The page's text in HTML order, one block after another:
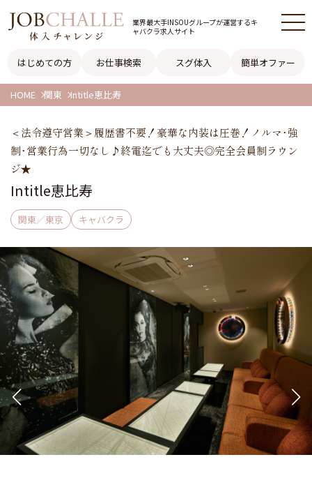
業界最大手INSOUグループが運営するキ
ャバクラ求人サイト
はじめての方 お仕事検索 スグ体入 簡単オファー
HOME 関東 Intitle恵比寿
＜法令遵守営業＞履歴書不要！豪華な内装は圧巻！ノルマ･強
制･営業行為一切なし♪終電迄でも大丈夫◎完全会員制ラウン
ジ★
Intitle恵比寿
関東／東京 キャバクラ